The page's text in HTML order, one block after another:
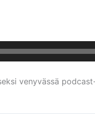
venyvässä